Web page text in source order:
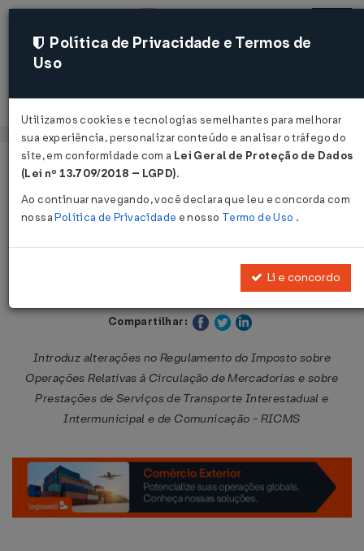
Acessar
Página Inicial Legislações
Decreto Nº 59565 DE 01/10/2013
Publicado no DOE - SP em 2 out 2013
Compartilhar:
Introduz alterações no Regulamento do Imposto sobre
Operações Relativas à Circulação de Mercadorias e sobre
Prestações de Serviços de Transporte Interestadual e
Intermunicipal e de Comunicação - RICMS
Política de Privacidade e Termos de
Uso
Utilizamos cookies e tecnologias semelhantes para melhorar
sua experiência, personalizar conteúdo e analisar o tráfego do
site, em conformidade com a Lei Geral de Proteção de Dados
(Lei nº 13.709/2018 – LGPD).
Ao continuar navegando, você declara que leu e concorda com
nossaPolítica de Privacidade e nosso Termo de Uso .
Li e concordo